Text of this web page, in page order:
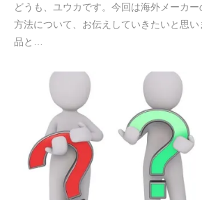
どうも、ユウカです。今回は海外メーカ
方法について、お伝えしていきたいと思
品と…